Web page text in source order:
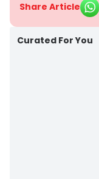
Share Article
Curated For You